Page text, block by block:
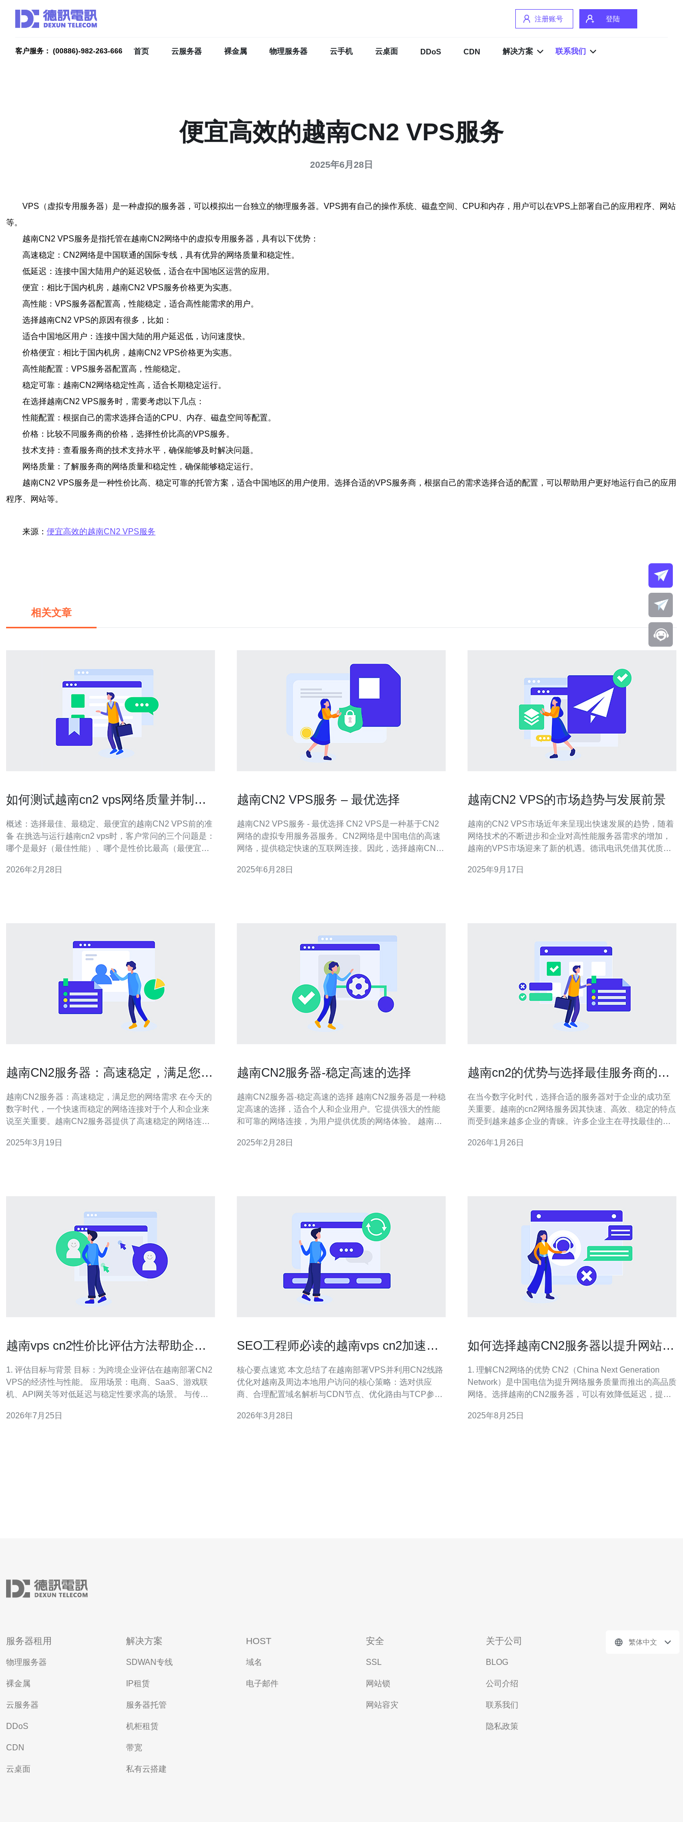
注册账号 登陆
客户服务： (00886)-982-263-666 首页 云服务器 裸金属 物理服务器 云手机 云桌面 DDoS CDN 解决方案 联系我们
便宜高效的越南CN2 VPS服务
2025年6月28日
VPS（虚拟专用服务器）是一种虚拟的服务器，可以模拟出一台独立的物理服务器。VPS拥有自己的操作系统、磁盘空间、CPU和内存，用户可以在VPS上部署自己的应用程序、网站
等。
越南CN2 VPS服务是指托管在越南CN2网络中的虚拟专用服务器，具有以下优势：
高速稳定：CN2网络是中国联通的国际专线，具有优异的网络质量和稳定性。
低延迟：连接中国大陆用户的延迟较低，适合在中国地区运营的应用。
便宜：相比于国内机房，越南CN2 VPS服务价格更为实惠。
高性能：VPS服务器配置高，性能稳定，适合高性能需求的用户。
选择越南CN2 VPS的原因有很多，比如：
适合中国地区用户：连接中国大陆的用户延迟低，访问速度快。
价格便宜：相比于国内机房，越南CN2 VPS价格更为实惠。
高性能配置：VPS服务器配置高，性能稳定。
稳定可靠：越南CN2网络稳定性高，适合长期稳定运行。
在选择越南CN2 VPS服务时，需要考虑以下几点：
性能配置：根据自己的需求选择合适的CPU、内存、磁盘空间等配置。
价格：比较不同服务商的价格，选择性价比高的VPS服务。
技术支持：查看服务商的技术支持水平，确保能够及时解决问题。
网络质量：了解服务商的网络质量和稳定性，确保能够稳定运行。
越南CN2 VPS服务是一种性价比高、稳定可靠的托管方案，适合中国地区的用户使用。选择合适的VPS服务商，根据自己的需求选择合适的配置，可以帮助用户更好地运行自己的应用
程序、网站等。
来源： 便宜高效的越南CN2 VPS服务
相关文章
如何测试越南cn2 vps网络质量并制定
概述：选择最佳、最稳定、最便宜的越南CN2 VPS前的准
备 在挑选与运行越南cn2 vps时，客户常问的三个问题是：
哪个是最好（最佳性能）、哪个是性价比最高（最便宜）
对网络质量进行量化测试，并以此为基础制定合理的SLA
2026年2月28日
越南CN2 VPS服务 – 最优选择
越南CN2 VPS服务 - 最优选择 CN2 VPS是一种基于CN2
网络的虚拟专用服务器服务。CN2网络是中国电信的高速
网络，提供稳定快速的互联网连接。因此，选择越南CN2
CN2 VPS服务有许多优势，包括： 快速稳定的网络连接
2025年6月28日
越南CN2 VPS的市场趋势与发展前景
越南的CN2 VPS市场近年来呈现出快速发展的趋势，随着
网络技术的不断进步和企业对高性能服务器需求的增加，
越南的VPS市场迎来了新的机遇。德讯电讯凭借其优质的
分析越南CN2 VPS的市场趋势、发展前景以及德讯电讯在
2025年9月17日
越南CN2服务器：高速稳定，满足您的
越南CN2服务器：高速稳定，满足您的网络需求 在今天的
数字时代，一个快速而稳定的网络连接对于个人和企业来
说至关重要。越南CN2服务器提供了高速稳定的网络连
再受到网络延迟和断线的困扰，您将能够更高效地进行工
2025年3月19日
越南CN2服务器-稳定高速的选择
越南CN2服务器-稳定高速的选择 越南CN2服务器是一种稳
定高速的选择，适合个人和企业用户。它提供强大的性能
和可靠的网络连接，为用户提供优质的网络体验。 越南
定性。它具有高可用性和可靠性，减少了服务器宕机和网
2025年2月28日
越南cn2的优势与选择最佳服务商的指
在当今数字化时代，选择合适的服务器对于企业的成功至
关重要。越南的cn2网络服务因其快速、高效、稳定的特点
而受到越来越多企业的青睐。许多企业主在寻找最佳的服
的网络服务，还在价格上具有竞争力，成为市场上最便宜
2026年1月26日
越南vps cn2性价比评估方法帮助企业
1. 评估目标与背景 目标：为跨境企业评估在越南部署CN2
VPS的经济性与性能。 应用场景：电商、SaaS、游戏联
机、API网关等对低延迟与稳定性要求高的场景。 与传统
丢包。 关键关注：延迟(ms)、带宽(Mbps)、丢包率(%)、
2026年7月25日
SEO工程师必读的越南vps cn2加速本
核心要点速览 本文总结了在越南部署VPS并利用CN2线路
优化对越南及周边本地用户访问的核心策略：选对供应
商、合理配置域名解析与CDN节点、优化路由与TCP参
和服务器资源的优选合作方，能显著降低延迟与丢包率，
2026年3月28日
如何选择越南CN2服务器以提升网站速
1. 理解CN2网络的优势 CN2（China Next Generation
Network）是中国电信为提升网络服务质量而推出的高品质
网络。选择越南的CN2服务器，可以有效降低延迟，提高
步。 选择CN2服务器可以减少丢包率，提升用户体验。特
2025年8月25日
服务器租用
物理服务器
裸金属
云服务器
DDoS
CDN
云桌面
解决方案
SDWAN专线
IP租赁
服务器托管
机柜租赁
带宽
私有云搭建
HOST
域名
电子邮件
安全
SSL
网站锁
网站容灾
关于公司
BLOG
公司介绍
联系我们
隐私政策
繁体中文